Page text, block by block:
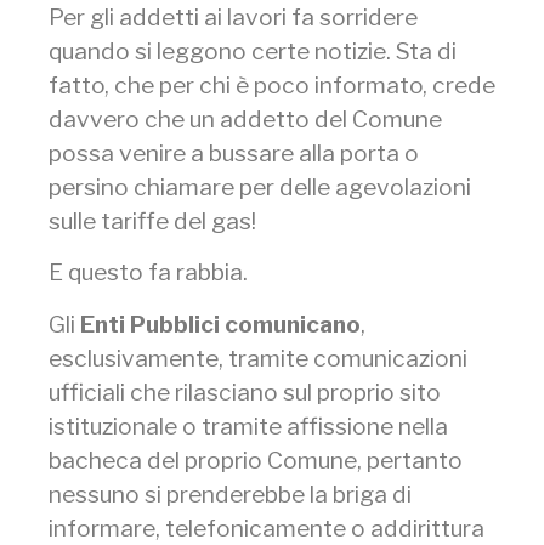
Per gli addetti ai lavori fa sorridere
quando si leggono certe notizie. Sta di
fatto, che per chi è poco informato, crede
davvero che un addetto del Comune
possa venire a bussare alla porta o
persino chiamare per delle agevolazioni
sulle tariffe del gas!
E questo fa rabbia.
Gli Enti Pubblici comunicano,
esclusivamente, tramite comunicazioni
ufficiali che rilasciano sul proprio sito
istituzionale o tramite affissione nella
bacheca del proprio Comune, pertanto
nessuno si prenderebbe la briga di
informare, telefonicamente o addirittura